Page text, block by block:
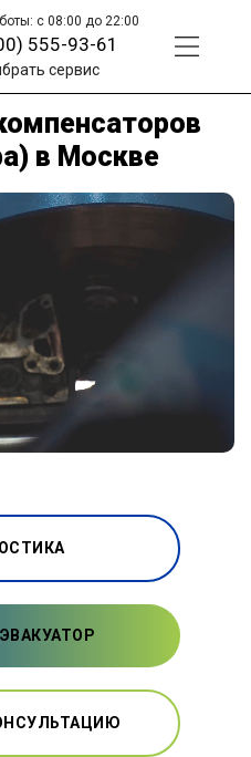
с 08:00 до 22:00
555-93-61
сервис
в Москве